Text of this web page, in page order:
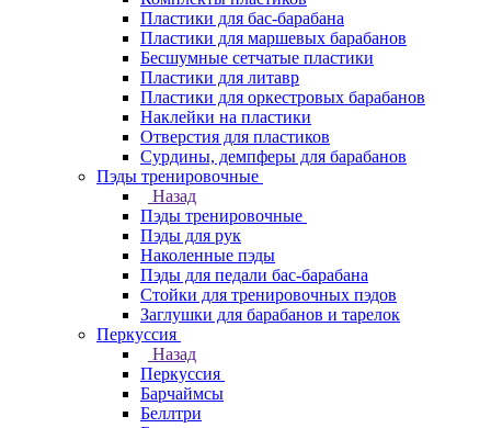
Пластики для бас-барабана
Пластики для маршевых барабанов
Бесшумные сетчатые пластики
Пластики для литавр
Пластики для оркестровых барабанов
Наклейки на пластики
Отверстия для пластиков
Сурдины, демпферы для барабанов
Пэды тренировочные
Назад
Пэды тренировочные
Пэды для рук
Наколенные пэды
Пэды для педали бас-барабана
Стойки для тренировочных пэдов
Заглушки для барабанов и тарелок
Перкуссия
Назад
Перкуссия
Барчаймсы
Беллтри